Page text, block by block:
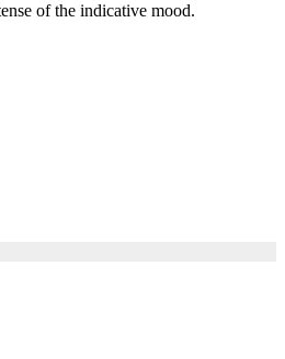
of the indicative mood.